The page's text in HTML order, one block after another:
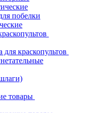
побелки
для краскопультов
товары